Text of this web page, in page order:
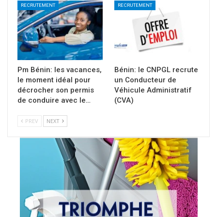
RECRUTEMENT
Pm Bénin: les vacances,
le moment idéal pour
décrocher son permis
de conduire avec le…
RECRUTEMENT
Bénin: le CNPGL recrute
un Conducteur de
Véhicule Administratif
(CVA)
PREV NEXT